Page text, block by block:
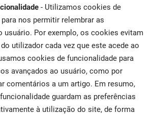
- Utilizamos cookies de
nos permitir relembrar as
usuário. Por exemplo, os cookies evitam
utilizador cada vez que este acede ao
cookies de funcionalidade para
avançados ao usuário, como por
comentários a um artigo. Em resumo,
guardam as preferências
à utilização do site, de forma